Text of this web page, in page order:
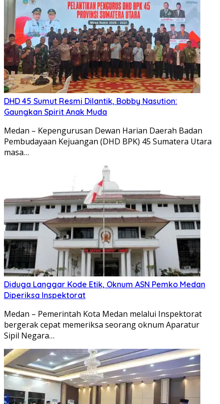
DHD 45 Sumut Resmi Dilantik, Bobby Nasution:
Gaungkan Spirit Anak Muda
Medan – Kepengurusan Dewan Harian Daerah Badan
Pembudayaan Kejuangan (DHD BPK) 45 Sumatera Utara
masa…
Diduga Langgar Kode Etik, Oknum ASN Pemko Medan
Diperiksa Inspektorat
Medan – Pemerintah Kota Medan melalui Inspektorat
bergerak cepat memeriksa seorang oknum Aparatur
Sipil Negara…